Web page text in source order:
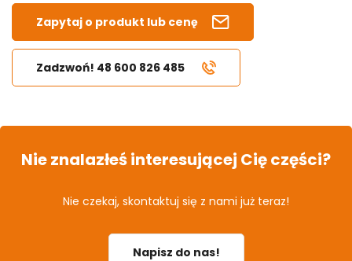
Zapytaj o produkt lub cenę
Zadzwoń! 48 600 826 485
Nie znalazłeś interesującej Cię części?
Nie czekaj, skontaktuj się z nami już teraz!
Napisz do nas!